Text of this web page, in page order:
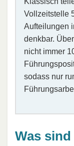
Vollzeitstelle
Aufteilungen
denkbar.
nicht immer
sodass nur
Was